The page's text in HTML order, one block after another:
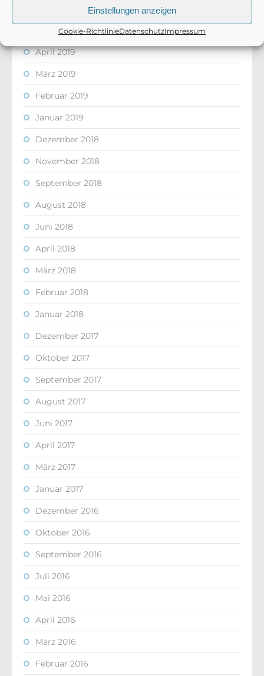
Einstellungen anzeigen
Cookie-RichtlinieDatenschutzImpressum
Mai 2019
April 2019
März 2019
Februar 2019
Januar 2019
Dezember 2018
November 2018
September 2018
August 2018
Juni 2018
April 2018
März 2018
Februar 2018
Januar 2018
Dezember 2017
Oktober 2017
September 2017
August 2017
Juni 2017
April 2017
März 2017
Januar 2017
Dezember 2016
Oktober 2016
September 2016
Juli 2016
Mai 2016
April 2016
März 2016
Februar 2016